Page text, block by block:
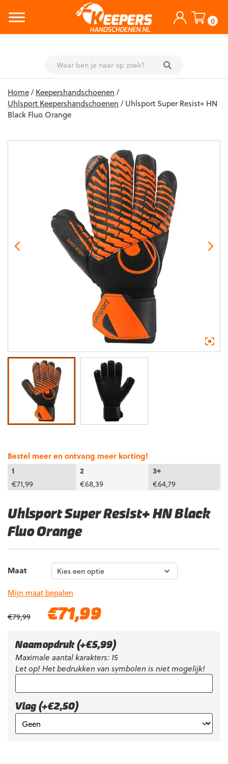
0
content
Home/Keepershandschoenen /
Uhlsport Keepershandschoenen / Uhlsport Super Resist+ HN
Black Fluo Orange
Uhlsport Super Resist+ HN Black
Fluo Orange
Bestel meer en ontvang meer korting!
1
2
3+
€71,99 €68,39 €64,79
Maat
Mijn maat bepalen
€79,99
Oorspronkelijke
€79,99.
€71,99
€71,99.
Naamopdruk (+€5,99)
Maximale aantal karakters: 15
Let op! Het bedrukken van symbolen is niet mogelijk!
Vlag (+€2,50)